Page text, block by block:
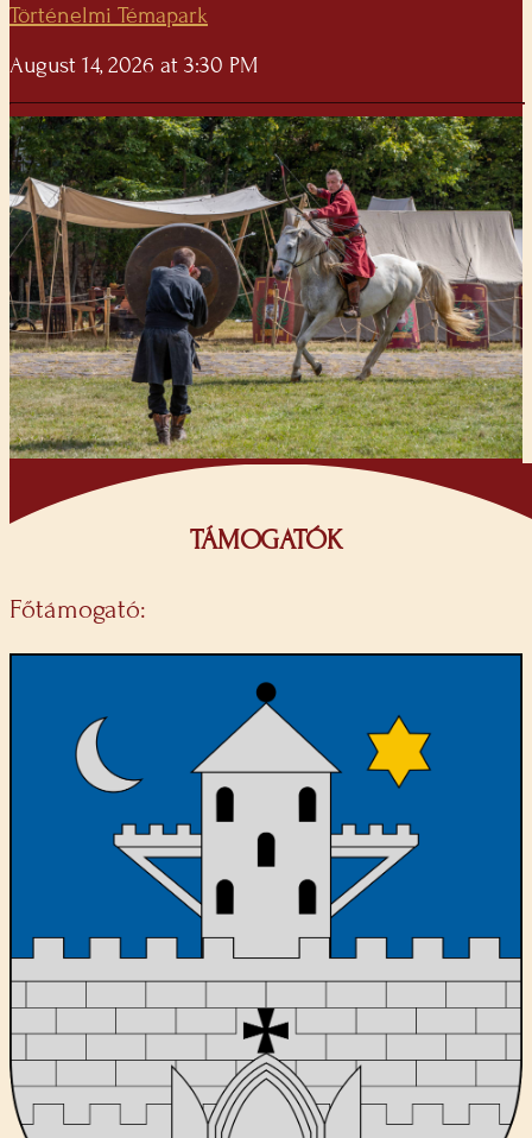
Történelmi Témapark
August 14, 2026 at 3:30 PM
TÁMOGATÓK
Főtámogató: